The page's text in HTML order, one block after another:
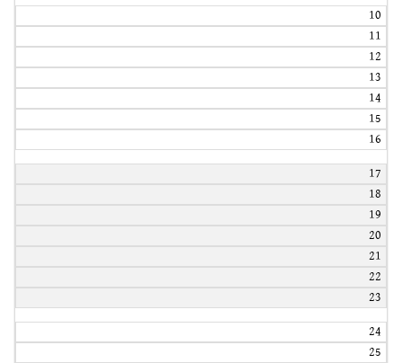
10
11
12
13
14
15
16
17
18
19
20
21
22
23
24
25